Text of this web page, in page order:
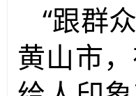
“跟群
黄山市